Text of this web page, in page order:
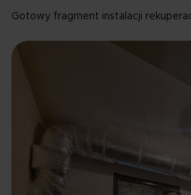
Gotowy fragment instalacji